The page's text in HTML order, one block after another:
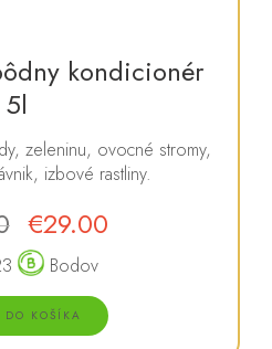
kondicionér
5l
zeleninu, ovocné stromy,
izbové rastliny.
€29.00
Bodov
DO KOŠÍKA